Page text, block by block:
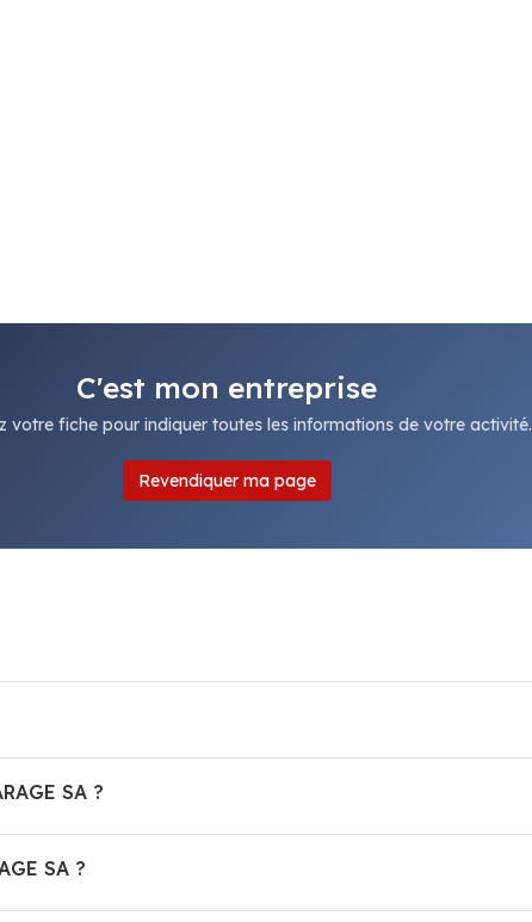
C'est mon entreprise
votre fiche pour indiquer toutes les informations de votre activité.
Revendiquer ma page
SA ?
SA ?